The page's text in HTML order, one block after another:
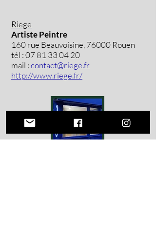
Riege
Artiste Peintre
160 rue Beauvoisine, 76000 Rouen
tél :07 81 33 04 20
mail :contact@riege.fr
http://www.riege.fr/